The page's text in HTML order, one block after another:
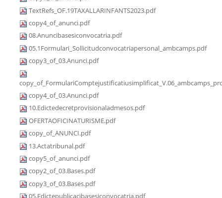
TextRefs_OF.19TAXALLARINFANTS2023.pdf
copy4_of_anunci.pdf
08.Anuncibasesiconvocatria.pdf
05.1Formulari_Sollicitudconvocatriapersonal_ambcamps.pdf
copy3_of_03.Anunci.pdf
copy4_of_03.Anunci.pdf
10.Edictedecretprovisionaladmesos.pdf
OFERTAOFICINATURISME.pdf
copy_of_ANUNCI.pdf
13.Actatribunal.pdf
copy5_of_anunci.pdf
copy2_of_03.Bases.pdf
copy3_of_03.Bases.pdf
05.Edictepublicacibasesiconvocatria.pdf